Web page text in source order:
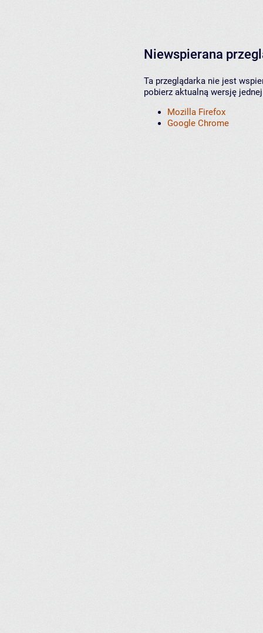
Niewspierana
Ta przeglądarka nie jest
pobierz aktualną wersję
Mozilla Firefox
Google Chrome